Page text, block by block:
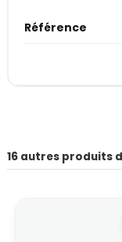
Référence
16 autres produits